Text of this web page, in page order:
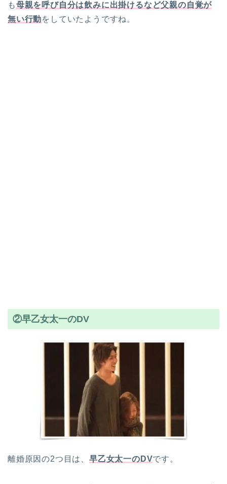
も母親を呼び自分は飲みに出掛けるなど父親の自覚が
無い行動をしていたようですね。
②早乙女太一のDV
離婚原因の2つ目は、 早乙女太一のDVです。